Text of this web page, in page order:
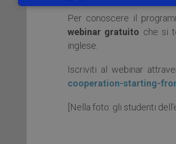
Per conoscere il
webinar gratuito che si
inglese.
Iscriviti al webinar
cooperation-starting-
[Nella foto: gli studenti